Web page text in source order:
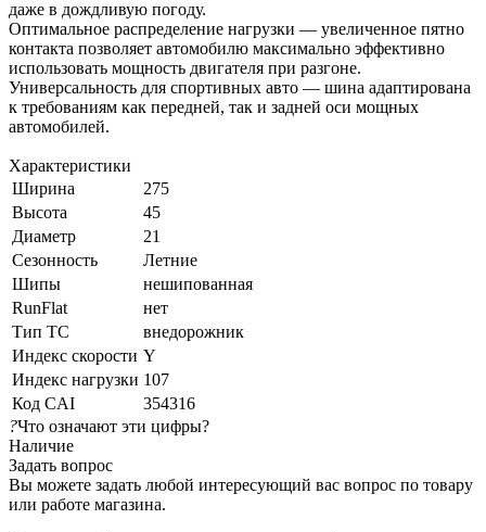
даже в дождливую погоду.
Оптимальное распределение нагрузки — увеличенное пятно
контакта позволяет автомобилю максимально эффективно
использовать мощность двигателя при разгоне.
Универсальность для спортивных авто — шина адаптирована
к требованиям как передней, так и задней оси мощных
автомобилей.
Характеристики
Ширина
275
Высота
45
Диаметр
21
Сезонность
Летние
Шипы
нешипованная
RunFlat
нет
Тип ТС
внедорожник
Индекс скорости Y
Индекс нагрузки 107
Код CAI
354316
?Что означают эти цифры?
Наличие
Задать вопрос
Вы можете задать любой интересующий вас вопрос по товару
или работе магазина.